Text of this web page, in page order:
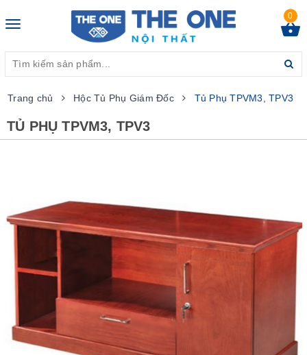
Toggle
0
Trang chủ Hộc Tủ Phụ Giám Đốc Tủ Phụ TPVM3, TPV3
TỦ PHỤ TPVM3, TPV3